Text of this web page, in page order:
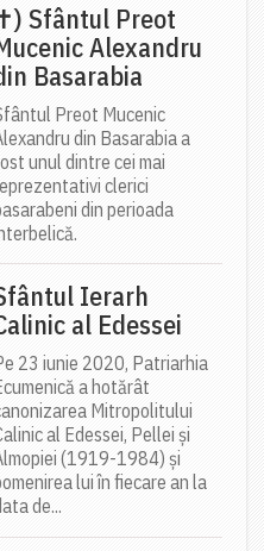
Sfântul Preot
Alexandru
Basarabia
Preot Mucenic
din Basarabia a
unul dintre cei mai
clerici
din perioada
Ierarh
al Edessei
23 iunie 2020, Patriarhia
a hotărât
Mitropolitului
al Edessei, Pellei și
(1919-1984) și
lui în fiecare an la
de...